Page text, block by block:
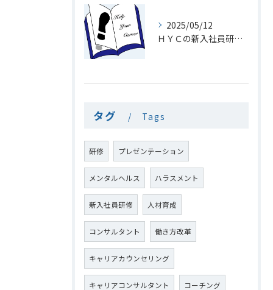
2025/05/12
ＨＹＣの新入社員研修１8「電話を速くとる意味」
タグ Tags
研修 プレゼンテーション
メンタルヘルス ハラスメント
新入社員研修 人材育成
コンサルタント 働き方改革
キャリアカウンセリング
キャリアコンサルタント コーチング